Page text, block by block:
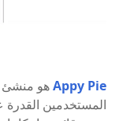
Appy Pie
المستخدمين القدرة